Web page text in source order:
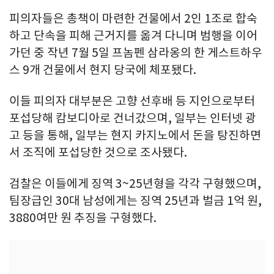
피의자들은 총책이 마련한 건물에서 2인 1조로 합숙
하고 단속을 피해 근거지를 옮겨 다니며 범행을 이어
가던 중 작년 7월 5일 프놈펜 삼라옹의 한 게스트하우
스 9개 건물에서 현지 당국에 체포됐다.
이들 피의자 대부분은 고향 선후배 등 지인으로부터
포섭당해 캄보디아로 건너갔으며, 일부는 인터넷 광
고 등을 통해, 일부는 현지 카지노에서 돈을 탕진하면
서 조직에 포섭당한 것으로 조사됐다.
검찰은 이들에게 징역 3~25년형을 각각 구형했으며,
팀장급인 30대 남성에게는 징역 25년과 벌금 1억 원,
3880여만 원 추징을 구형했다.